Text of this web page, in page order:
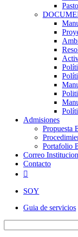
Admisiones
Propuesta
Portafolio
Correo
Contacto

SOY
Guia de servicios